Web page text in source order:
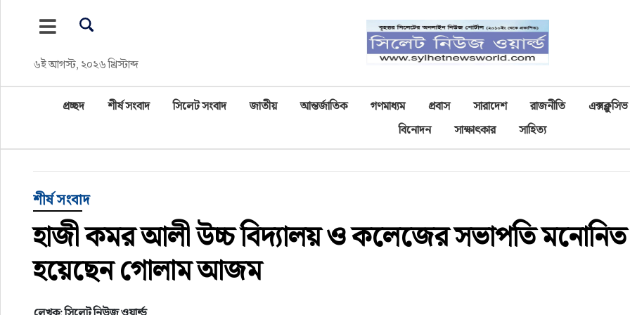
৬ই আগস্ট, ২০২৬ খ্রিস্টাব্দ
আন্তর্জাতিক
গণমাধ্যম
প্রবাস
সারাদেশ
প্রচ্ছদ শীর্ষ সংবাদ সিলেট সংবাদ জাতীয় আন্তর্জাতিক গণমাধ্যম প্রবাস সারাদেশ রাজনীতি
এক্সক্লুসিভ
বিনোদন
সাক্ষাৎকার সাহিত্য
শীর্ষ সংবাদ
হাজী কমর আলী উচ্চ বিদ্যালয় ও কলেজের সভাপতি মনোনিত
হয়েছেন গোলাম আজম